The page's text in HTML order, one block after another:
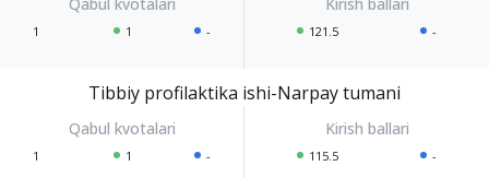
1 1 - 121.5 -
Tibbiy profilaktika ishi-Narpay tumani
1 1 - 115.5 -